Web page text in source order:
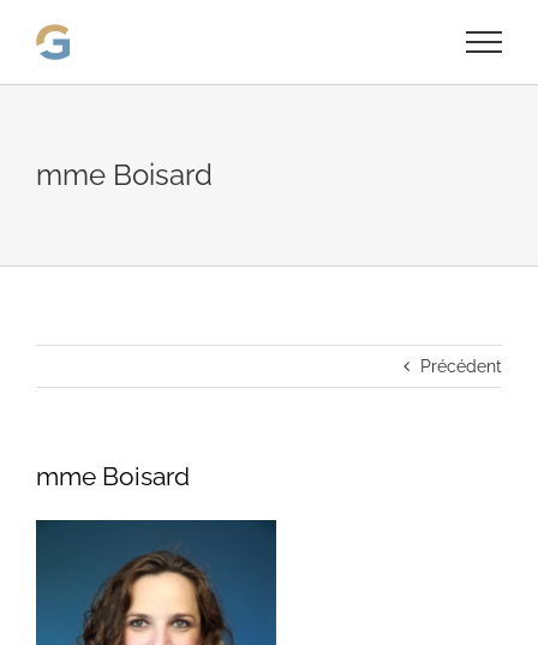
mme Boisard
Précédent
mme Boisard